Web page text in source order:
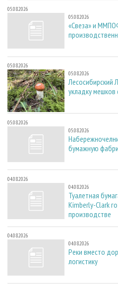
05.08.2026
05.08.2026
«Свеза» и
05.08.2026
05.08.2026
Лесосибирский
укладку мешков
05.08.2026
05.08.2026
бумажную
04.08.2026
04.08.2026
Туалетная
Kimberly-Clark
производстве
04.08.2026
04.08.2026
Реки вместо
логистику